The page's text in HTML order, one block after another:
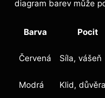
diagram barev může
Barva Pocit
Červená Síla, vášeň
Modrá Klid, důvěra